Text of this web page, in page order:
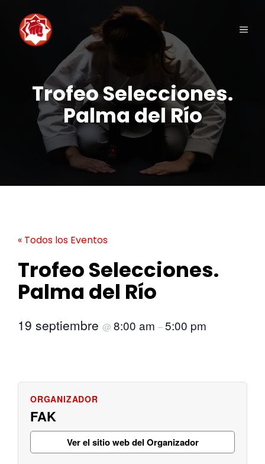
contenido
Trofeo Selecciones.
Palma del Río
« Todos los Eventos
Trofeo Selecciones.
Palma del Río
19 septiembre @ 8:00 am –5:00 pm
FAK
Ver el sitio web del Organizador